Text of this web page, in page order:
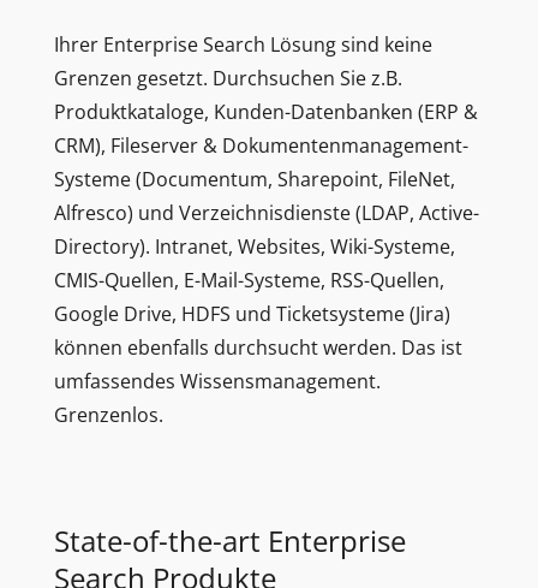
Ihrer Enterprise Search Lösung sind keine
Grenzen gesetzt. Durchsuchen Sie z.B.
Produktkataloge, Kunden-Datenbanken (ERP &
CRM), Fileserver & Dokumentenmanagement-
Systeme (Documentum, Sharepoint, FileNet,
Alfresco) und Verzeichnisdienste (LDAP, Active-
Directory). Intranet, Websites, Wiki-Systeme,
CMIS-Quellen, E-Mail-Systeme, RSS-Quellen,
Google Drive, HDFS und Ticketsysteme (Jira)
können ebenfalls durchsucht werden. Das ist
umfassendes Wissensmanagement.
Grenzenlos.
State-of-the-art Enterprise
Search Produkte